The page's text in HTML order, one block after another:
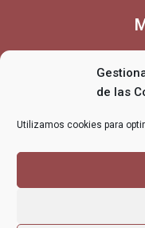
de las
Utilizamos cookies para
MI
CARRITO